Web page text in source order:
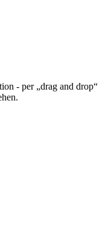
- per „drag and drop“